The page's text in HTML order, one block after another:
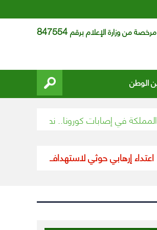
من وزارة الإعلام برقم847554
الوطن
في إصابات كورونا.. نصف الإجمالي تقريباً
إرهابي حوثي لاستهداف مطار أبها